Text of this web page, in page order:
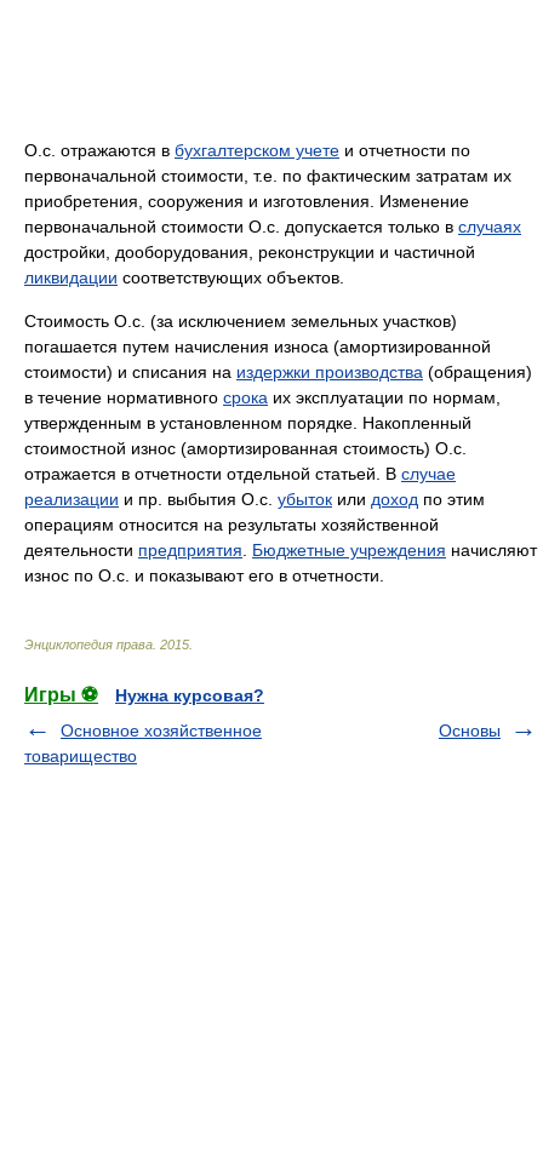
О.с. отражаются в бухгалтерском учете и отчетности по
первоначальной стоимости, т.е. по фактическим затратам их
приобретения, сооружения и изготовления. Изменение
первоначальной стоимости О.с. допускается только в случаях
достройки, дооборудования, реконструкции и частичной
ликвидации соответствующих объектов.
Стоимость О.с. (за исключением земельных участков)
погашается путем начисления износа (амортизированной
стоимости) и списания на издержки производства (обращения)
в течение нормативного срока их эксплуатации по нормам,
утвержденным в установленном порядке. Накопленный
стоимостной износ (амортизированная стоимость) О.с.
отражается в отчетности отдельной статьей. В случае
реализации и пр. выбытия О.с. убыток или доход по этим
операциям относится на результаты хозяйственной
деятельности предприятия Бюджетные учреждения начисляют
износ по О.с. и показывают его в отчетности.
Энциклопедия права 2015
Игры ⚽
Нужна курсовая?
Основное хозяйственное
товарищество
Основы